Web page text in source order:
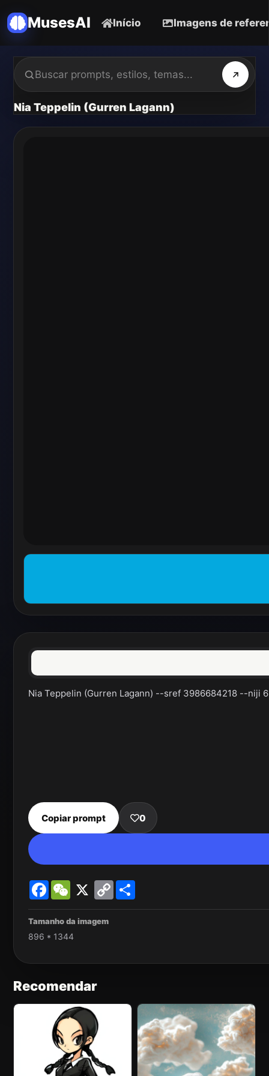
MusesAI Início Imagens de
Nia Teppelin (Gurren Lagann)
Nia Teppelin (Gurren Lagann) --sref 3986684218 --niji
Copiar prompt 0
FacebookWeChat
X
Copy
Link
Tamanho da imagem
896 * 1344
Recomendar